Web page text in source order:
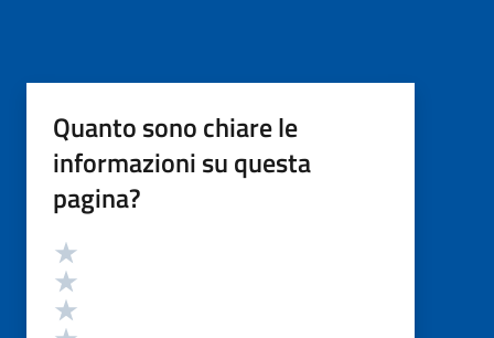
Quanto sono chiare le
informazioni su questa
pagina?
Valutazione